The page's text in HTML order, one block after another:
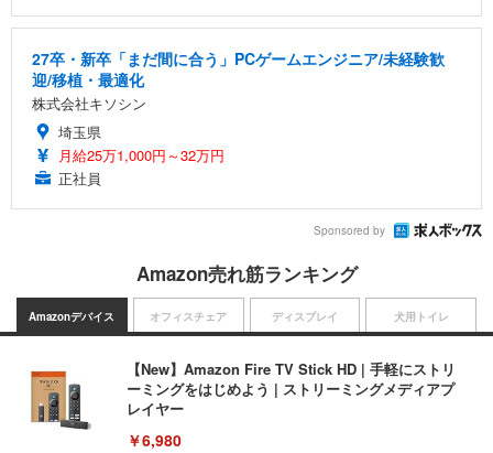
27卒・新卒「まだ間に合う」PCゲームエンジニア/未経験歓
迎/移植・最適化
株式会社キソシン
埼玉県
月給25万1,000円～32万円
正社員
Sponsored by
Amazon売れ筋ランキング
Amazonデバイス
【New】Amazon Fire TV Stick HD | 手軽にストリ
ーミングをはじめよう | ストリーミングメディアプ
レイヤー
￥6,980
オフィスチェア ディスプレイ 犬用トイレ